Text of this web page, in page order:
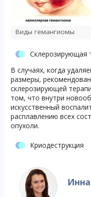
Виды гемангиомы
Склерозирующая
В случаях, когда
размеры,
склерозирующей
том, что внутри
искусственный
расплавлению всех
опухоли.
Криодеструкция